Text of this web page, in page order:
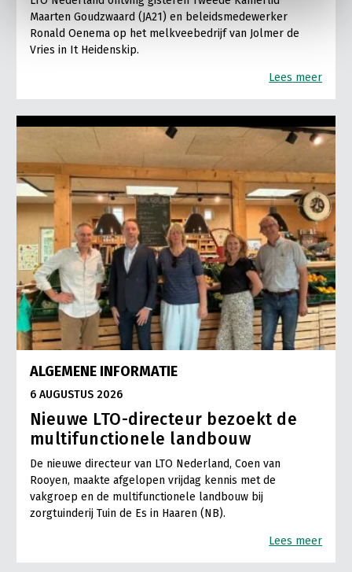
Maarten Goudzwaard (JA21) en beleidsmedewerker
Ronald Oenema op het melkveebedrijf van Jolmer de
Vries in It Heidenskip.
Lees meer
ALGEMENE INFORMATIE
6 AUGUSTUS 2026
Nieuwe LTO-directeur bezoekt de
multifunctionele landbouw
De nieuwe directeur van LTO Nederland, Coen van
Rooyen, maakte afgelopen vrijdag kennis met de
vakgroep en de multifunctionele landbouw bij
zorgtuinderij Tuin de Es in Haaren (NB).
Lees meer